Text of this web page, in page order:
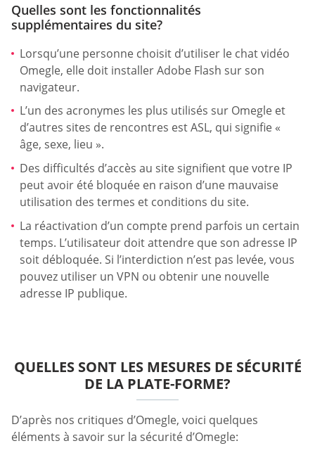
Quelles sont les fonctionnalités
supplémentaires du site?
Lorsqu’une personne choisit d’utiliser le chat vidéo
Omegle, elle doit installer Adobe Flash sur son
navigateur.
L’un des acronymes les plus utilisés sur Omegle et
d’autres sites de rencontres est ASL, qui signifie «
âge, sexe, lieu ».
Des difficultés d’accès au site signifient que votre IP
peut avoir été bloquée en raison d’une mauvaise
utilisation des termes et conditions du site.
La réactivation d’un compte prend parfois un certain
temps. L’utilisateur doit attendre que son adresse IP
soit débloquée. Si l’interdiction n’est pas levée, vous
pouvez utiliser un VPN ou obtenir une nouvelle
adresse IP publique.
QUELLES SONT LES MESURES DE SÉCURITÉ
DE LA PLATE-FORME?
D’après nos critiques d’Omegle, voici quelques
éléments à savoir sur la sécurité d’Omegle: